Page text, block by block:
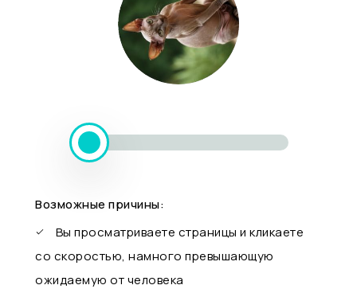
Возможные причины:
Вы просматриваете страницы и кликаете
со скоростью, намного превышающую
ожидаемую от человека